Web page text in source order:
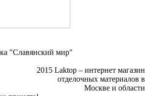
"Славянский мир"
2015 Laktop – интернет магазин
отделочных материалов в
Москве и области